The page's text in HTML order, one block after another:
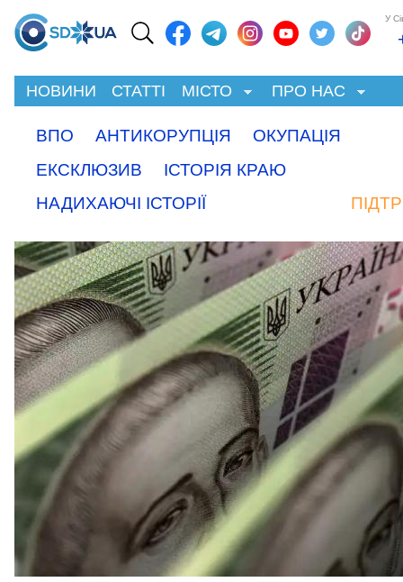
У
НОВИНИ СТАТТІ МІСТО ПРО НАС
ВПО АНТИКОРУПЦІЯ
ОКУПАЦІЯ
ЕКСКЛЮЗИВ
ІСТОРІЯ КРАЮ
НАДИХАЮЧІ ІСТОРІЇ